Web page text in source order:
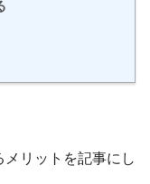
リットを記事にし